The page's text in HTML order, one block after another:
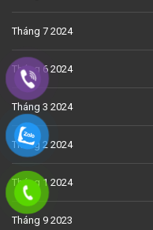
Tháng 7 2024
Tháng 6 2024
Tháng 3 2024
Tháng 2 2024
Tháng 1 2024
Tháng 9 2023